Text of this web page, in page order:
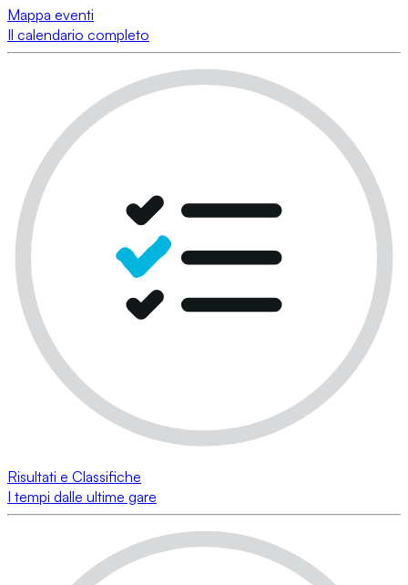
Mappa eventi
Il calendario completo
Risultati e Classifiche
I tempi dalle ultime gare